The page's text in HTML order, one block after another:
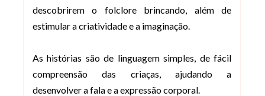
descobrirem o folclore brincando, além de
estimular a criatividade e a imaginação.
As histórias são de linguagem simples, de fácil
compreensão das criaças, ajudando a
desenvolver a fala e a expressão corporal.